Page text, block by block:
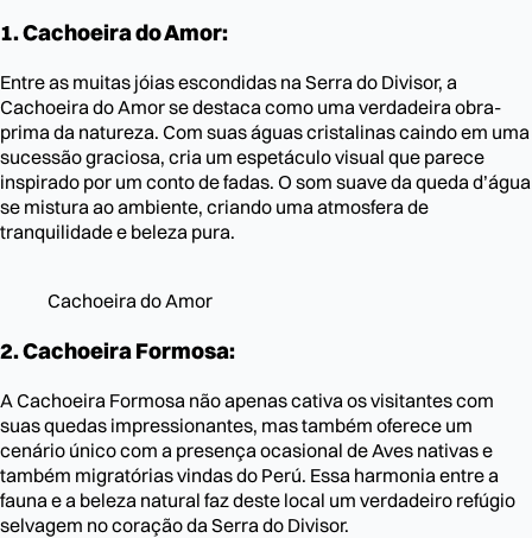
1. Cachoeira do Amor:
Entre as muitas jóias escondidas na Serra do Divisor, a
Cachoeira do Amor se destaca como uma verdadeira obra-
prima da natureza. Com suas águas cristalinas caindo em uma
sucessão graciosa, cria um espetáculo visual que parece
inspirado por um conto de fadas. O som suave da queda d’água
se mistura ao ambiente, criando uma atmosfera de
tranquilidade e beleza pura.
Cachoeira do Amor
2. Cachoeira Formosa:
A Cachoeira Formosa não apenas cativa os visitantes com
suas quedas impressionantes, mas também oferece um
cenário único com a presença ocasional de Aves nativas e
também migratórias vindas do Perú. Essa harmonia entre a
fauna e a beleza natural faz deste local um verdadeiro refúgio
selvagem no coração da Serra do Divisor.